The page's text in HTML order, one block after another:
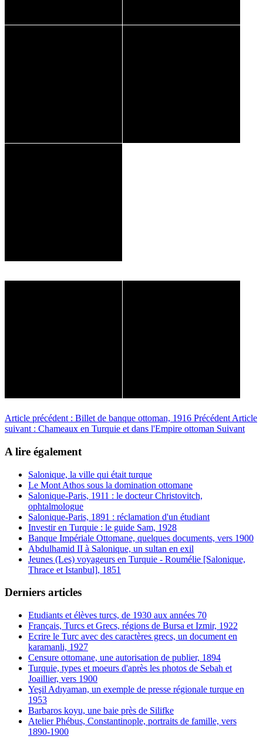
Article précédent : Billet de banque ottoman, 1916 Précédent Article
suivant : Chameaux en Turquie et dans l'Empire ottoman Suivant
A lire également
Salonique, la ville qui était turque
Le Mont Athos sous la domination ottomane
Salonique-Paris, 1911 : le docteur Christovitch,
ophtalmologue
Salonique-Paris, 1891 : réclamation d'un étudiant
Investir en Turquie : le guide Sam, 1928
Banque Impériale Ottomane, quelques documents, vers 1900
Abdulhamid II à Salonique, un sultan en exil
Jeunes (Les) voyageurs en Turquie - Roumélie [Salonique,
Thrace et Istanbul], 1851
Derniers articles
Etudiants et élèves turcs, de 1930 aux années 70
Français, Turcs et Grecs, régions de Bursa et Izmir, 1922
Ecrire le Turc avec des caractères grecs, un document en
karamanli, 1927
Censure ottomane, une autorisation de publier, 1894
Turquie, types et moeurs d'après les photos de Sebah et
Joaillier, vers 1900
Yeşil Adıyaman, un exemple de presse régionale turque en
1953
Barbaros koyu, une baie près de Silifke
Atelier Phébus, Constantinople, portraits de famille, vers
1890-1900